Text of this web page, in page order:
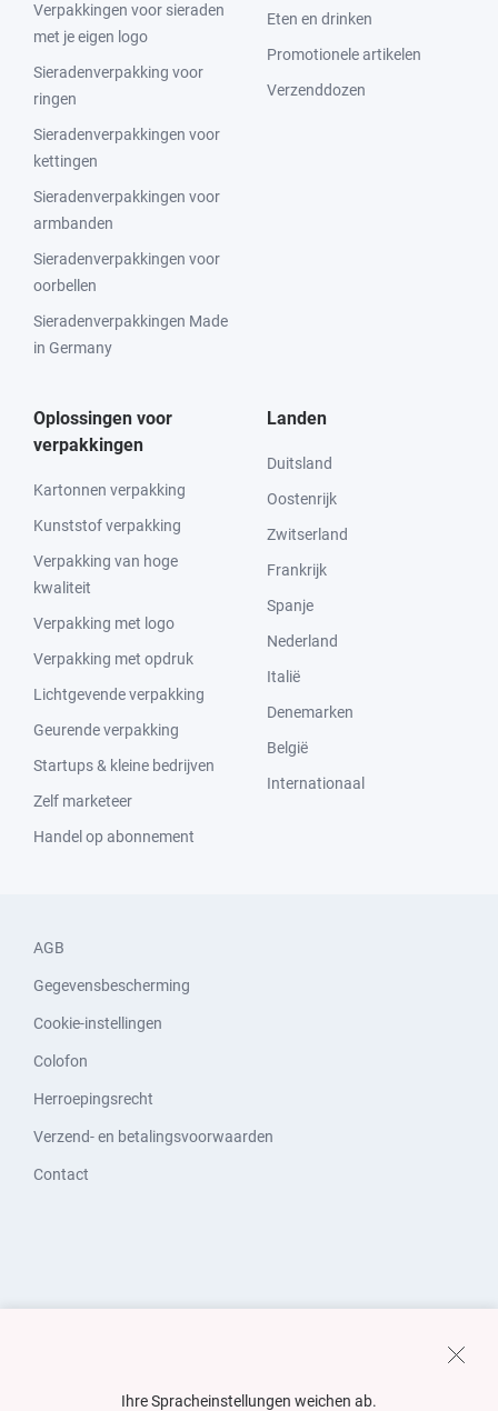
Verpakkingen voor sieraden
met je eigen logo
Sieradenverpakking voor
ringen
Sieradenverpakkingen voor
kettingen
Sieradenverpakkingen voor
armbanden
Sieradenverpakkingen voor
oorbellen
Sieradenverpakkingen Made
in Germany
Eten en drinken
Promotionele artikelen
Verzenddozen
Oplossingen voor
verpakkingen
Kartonnen verpakking
Kunststof verpakking
Verpakking van hoge
kwaliteit
Verpakking met logo
Verpakking met opdruk
Lichtgevende verpakking
Geurende verpakking
Startups & kleine bedrijven
Zelf marketeer
Handel op abonnement
Landen
Duitsland
Oostenrijk
Zwitserland
Frankrijk
Spanje
Nederland
Italië
Denemarken
België
Internationaal
AGB
Gegevensbescherming
Cookie-instellingen
Colofon
Herroepingsrecht
Verzend- en betalingsvoorwaarden
Contact
Ihre Spracheinstellungen weichen ab.